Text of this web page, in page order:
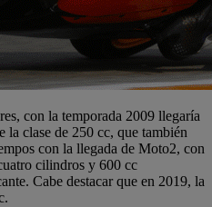
con la temporada 2009 llegaría
clase de 250 cc, que también
con la llegada de Moto2, con
cilindros y 600 cc
Cabe destacar que en 2019, la